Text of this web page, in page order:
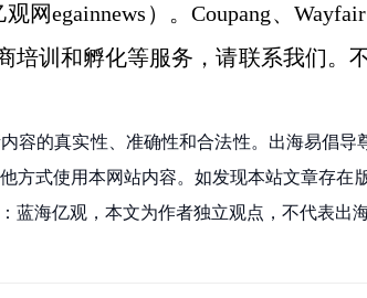
网egainnews）。Coupang、
培训和孵化等服务，请联系我们。
容的真实性、准确性和合法性。出海易倡
方式使用本网站内容。如发现本站文章存在
蓝海亿观，本文为作者独立观点，不代表出海